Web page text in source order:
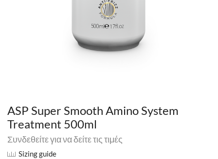
ASP Super Smooth Amino System
Treatment 500ml
Συνδεθείτε για να δείτε τις τιμές
Sizing guide